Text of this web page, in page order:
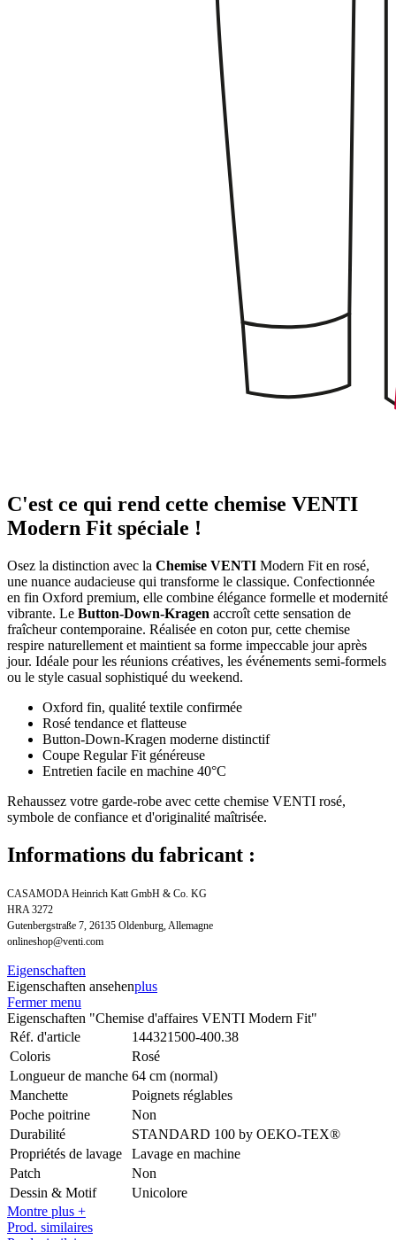
C'est ce qui rend cette chemise VENTI
Modern Fit spéciale !
Osez la distinction avec la Chemise VENTI Modern Fit en rosé,
une nuance audacieuse qui transforme le classique. Confectionnée
en fin Oxford premium, elle combine élégance formelle et modernité
vibrante. Le Button-Down-Kragen accroît cette sensation de
fraîcheur contemporaine. Réalisée en coton pur, cette chemise
respire naturellement et maintient sa forme impeccable jour après
jour. Idéale pour les réunions créatives, les événements semi-formels
ou le style casual sophistiqué du weekend.
Oxford fin, qualité textile confirmée
Rosé tendance et flatteuse
Button-Down-Kragen moderne distinctif
Coupe Regular Fit généreuse
Entretien facile en machine 40°C
Rehaussez votre garde-robe avec cette chemise VENTI rosé,
symbole de confiance et d'originalité maîtrisée.
Informations du fabricant :
CASAMODA Heinrich Katt GmbH & Co. KG
HRA 3272
Gutenbergstraße 7, 26135 Oldenburg, Allemagne
onlineshop@venti.com
Eigenschaften
Eigenschaften ansehenplus
Fermer menu
Eigenschaften "Chemise d'affaires VENTI Modern Fit"
Réf. d'article
144321500-400.38
Coloris
Rosé
Longueur de manche 64 cm (normal)
Manchette
Poignets réglables
Poche poitrine
Non
Durabilité
STANDARD 100 by OEKO-TEX®
Propriétés de lavage
Lavage en machine
Patch
Non
Dessin & Motif
Unicolore
Montre plus +
Prod. similaires